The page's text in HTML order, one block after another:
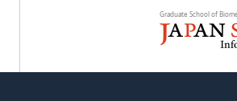
Graduate School of